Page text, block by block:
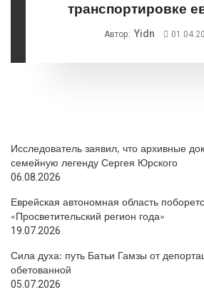
транспортировке
лагеря
Автор: Yidn
Исследователь заявил, что архивные
семейную легенду Сергея Юрского
06.08.2026
Еврейская автономная область
«Просветительский регион года»
19.07.2026
Сила духа: путь Батьи Гамзы от
обетованной
05.07.2026